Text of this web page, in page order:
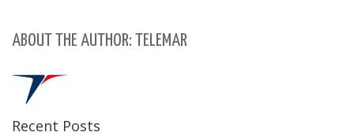
ABOUT THE AUTHOR: TELEMAR
Recent Posts